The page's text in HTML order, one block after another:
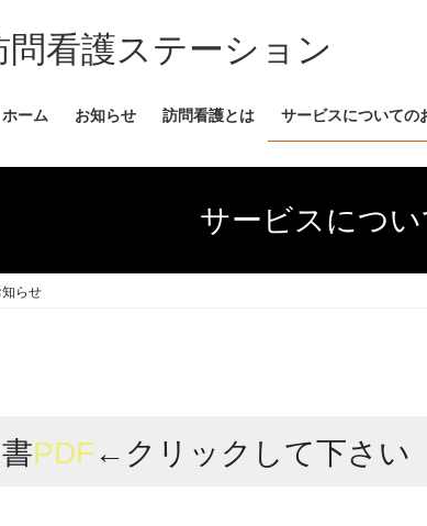
看護ステーション
ホーム お知らせ 訪問看護とは サービスについての
サービスにつ
らせ
PDF←クリックして下さい